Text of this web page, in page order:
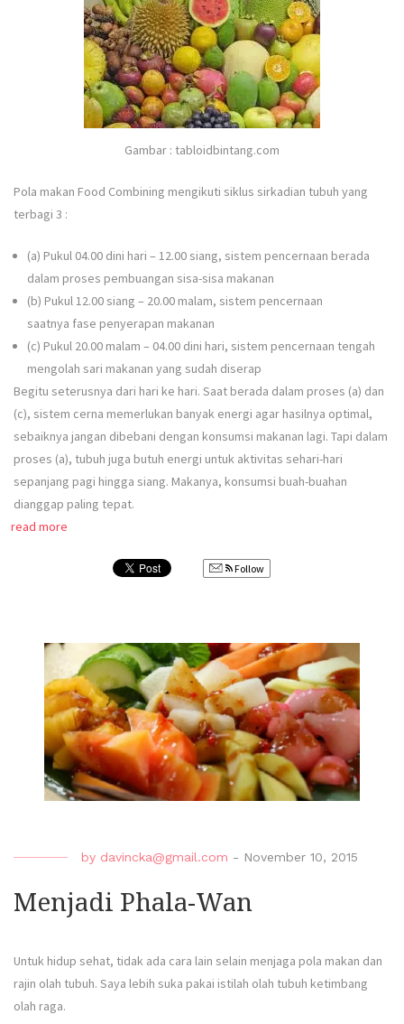
Gambar : tabloidbintang.com
Pola makan Food Combining mengikuti siklus sirkadian tubuh yang
terbagi 3 :
(a) Pukul 04.00 dini hari – 12.00 siang, sistem pencernaan berada
dalam proses pembuangan sisa-sisa makanan
(b) Pukul 12.00 siang – 20.00 malam, sistem pencernaan
saatnya fase penyerapan makanan
(c) Pukul 20.00 malam – 04.00 dini hari, sistem pencernaan tengah
mengolah sari makanan yang sudah diserap
Begitu seterusnya dari hari ke hari. Saat berada dalam proses (a) dan
(c), sistem cerna memerlukan banyak energi agar hasilnya optimal,
sebaiknya jangan dibebani dengan konsumsi makanan lagi. Tapi dalam
proses (a), tubuh juga butuh energi untuk aktivitas sehari-hari
sepanjang pagi hingga siang. Makanya, konsumsi buah-buahan
dianggap paling tepat.
read more
Follow
by davincka@gmail.com - November 10, 2015
Menjadi Phala-Wan
Untuk hidup sehat, tidak ada cara lain selain menjaga pola makan dan
rajin olah tubuh. Saya lebih suka pakai istilah olah tubuh ketimbang
olah raga.